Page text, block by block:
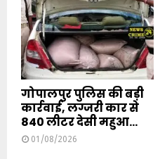
गोपालपुर पुलिस की बड़ी
कार्रवाई, लग्जरी कार से
840 लीटर देसी महुआ...
01/08/2026